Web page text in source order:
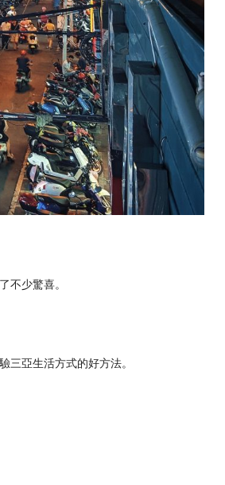
不少驚喜。
三亞生活方式的好方法。